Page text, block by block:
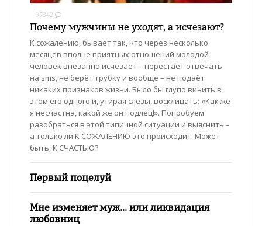
97842
Почему мужчины не уходят, а исчезают?
К сожалению, бывает так, что через несколько
месяцев вполне приятных отношений молодой
человек внезапно исчезает – перестаёт отвечать
на sms, не берёт трубку и вообще – не подаёт
никаких признаков жизни. Было бы глупо винить в
этом его одного и, утирая слёзы, восклицать: «Как же
я несчастна, какой же он подлец!». Попробуем
разобраться в этой типичной ситуации и выяснить –
а только ли К СОЖАЛЕНИЮ это происходит. Может
быть, К СЧАСТЬЮ?
Первый поцелуй
Мне изменяет муж... или ликвидация
любовниц